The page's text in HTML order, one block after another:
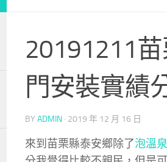
20191211
門安裝實績
BY ADMIN · 2019 年 12 月 16 日
來到苗栗縣泰安鄉除了泡溫泉